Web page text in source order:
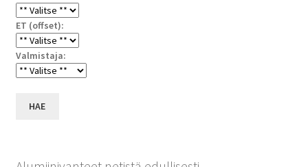
ET (offset):
Valmistaja:
HAE